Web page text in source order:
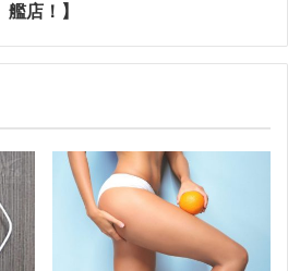
艦店！】